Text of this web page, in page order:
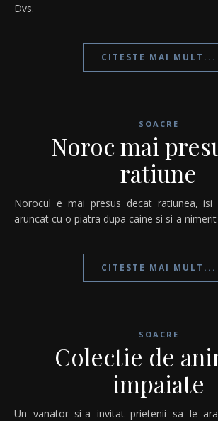
Dvs.
CITESTE MAI MULT...
SOACRE
Noroc mai
ratiune
Norocul e mai presus decat ratiunea, isi zise sotul cand a
aruncat cu o piatra dupa caine si si-a
CITESTE MAI MULT...
SOACRE
Colectie de
impaiate
Un vanator si-a invitat prietenii sa le arate colectia sa de